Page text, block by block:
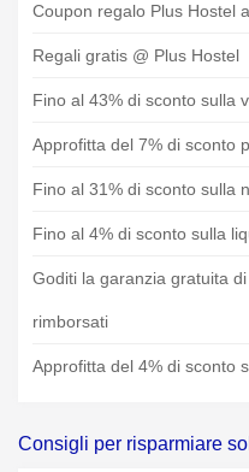
Coupon regalo Plus Hostel
Regali gratis @ Plus Hostel
Fino al 43% di sconto sulla
Approfitta del 7% di sconto
Fino al 31% di sconto sulla
Fino al 4% di sconto sulla
Goditi la garanzia gratuita
rimborsati
Approfitta del 4% di sconto
Consigli per risparmiare